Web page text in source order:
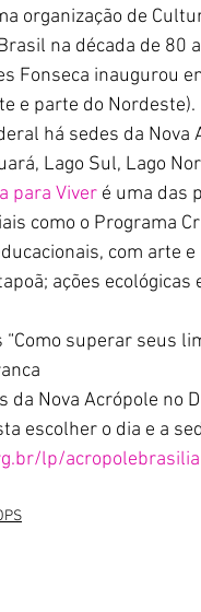
organização de
na década de
Fonseca inaugurou
e parte do Nordeste).
há sedes da
Lago Sul, Lago
para Viver é uma das
como o Programa
com arte
ações
superar seus
da Nova Acrópole no
escolher o dia e a
lp/